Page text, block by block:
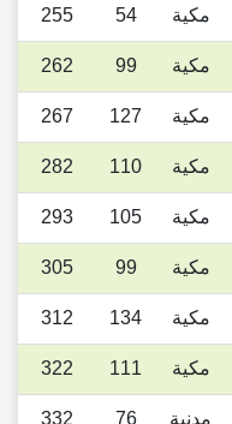
مكية 54
255
مكية 99
262
مكية 127
267
مكية 110
282
مكية 105
293
مكية 99
305
مكية 134
312
مكية 111
322
مدنية 76
332